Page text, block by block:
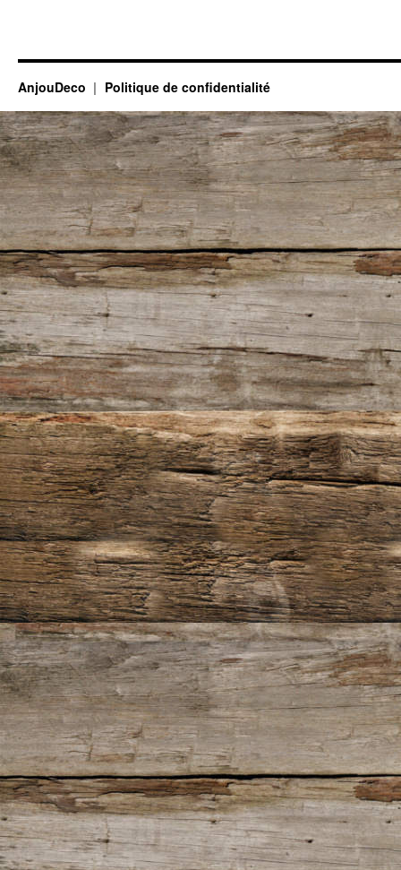
AnjouDeco Politique de confidentialité